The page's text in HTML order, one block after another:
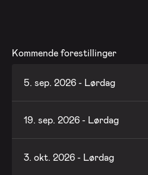
Kommende forestillinger
5. sep. 2026 - Lørdag
19. sep. 2026 - Lørdag
3. okt. 2026 - Lørdag